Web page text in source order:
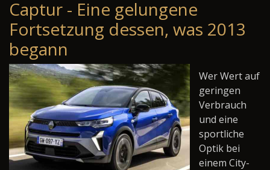
Captur - Eine gelungene
Fortsetzung dessen, was 2013
begann
Wer Wert auf
geringen
Verbrauch
und eine
sportliche
Optik bei
einem City-